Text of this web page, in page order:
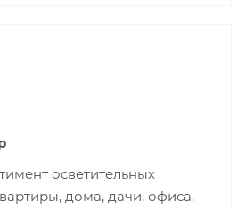
осветительных
дома, дачи, офиса,